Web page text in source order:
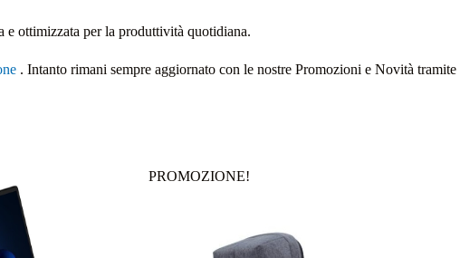
e ottimizzata per la produttività quotidiana.
. Intanto rimani sempre aggiornato con le nostre Promozioni e Novità tramite
PROMOZIONE!